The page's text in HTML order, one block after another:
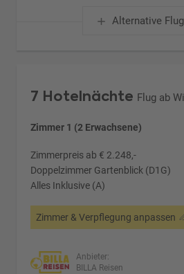
Alternative
7 Hotelnächte Flug ab
Zimmer 1 (2 Erwachsene)
Zimmerpreis ab € 2.248,-
Doppelzimmer Gartenblick (D1G)
Alles Inklusive (A)
Zimmer & Verpflegung anpassen
Anbieter:
BILLA Reisen